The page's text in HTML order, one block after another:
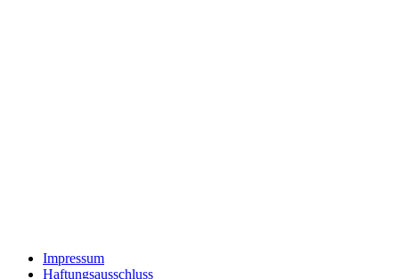
Impressum
Haftungsausschluss